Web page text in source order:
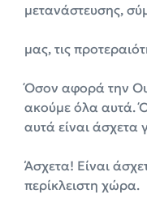
μετανάστευσης,
μας, τις
Όσον αφορά την
ακούμε όλα αυτά.
αυτά είναι άσχετα
Άσχετα! Είναι
περίκλειστη χώρα.